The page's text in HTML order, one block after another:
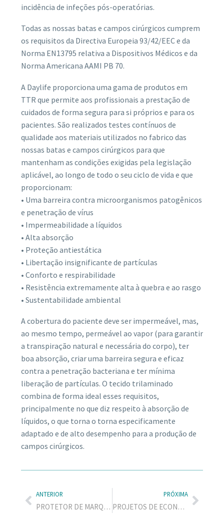
incidência de infeções pós-operatórias.
Todas as nossas batas e campos cirúrgicos cumprem
os requisitos da Directiva Europeia 93/42/EEC e da
Norma EN13795 relativa a Dispositivos Médicos e da
Norma Americana AAMI PB 70.
A Daylife proporciona uma gama de produtos em
TTR que permite aos profissionais a prestação de
cuidados de forma segura para si próprios e para os
pacientes. São realizados testes contínuos de
qualidade aos materiais utilizados no fabrico das
nossas batas e campos cirúrgicos para que
mantenham as condições exigidas pela legislação
aplicável, ao longo de todo o seu ciclo de vida e que
proporcionam:
• Uma barreira contra microorganismos patogênicos
e penetração de vírus
• Impermeabilidade a líquidos
• Alta absorção
• Proteção antiestática
• Libertação insignificante de partículas
• Conforto e respirabilidade
• Resistência extremamente alta à quebra e ao rasgo
• Sustentabilidade ambiental
A cobertura do paciente deve ser impermeável, mas,
ao mesmo tempo, permeável ao vapor (para garantir
a transpiração natural e necessária do corpo), ter
boa absorção, criar uma barreira segura e eficaz
contra a penetração bacteriana e ter mínima
liberação de partículas. O tecido trilaminado
combina de forma ideal esses requisitos,
principalmente no que diz respeito à absorção de
líquidos, o que torna o torna especificamente
adaptado e de alto desempenho para a produção de
campos cirúrgicos.
ANTERIOR
PROTETOR DE MARQUESA E BRAÇAIS
PRÓXIMA
PROJETOS DE ECONOMIA CIRCULAR